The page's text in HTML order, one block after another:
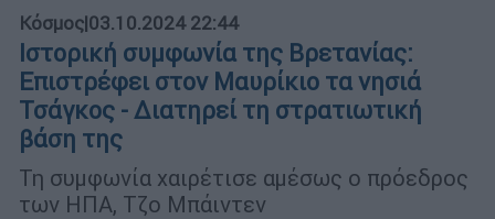
Κόσμος|03.10.2024 22:44
Ιστορική συμφωνία της Βρετανίας:
Επιστρέφει στον Μαυρίκιο τα νησιά
Τσάγκος - Διατηρεί τη στρατιωτική
βάση της
Τη συμφωνία χαιρέτισε αμέσως ο πρόεδρος
των ΗΠΑ, Τζο Μπάιντεν